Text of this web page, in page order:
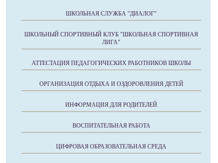
ШКОЛЬНАЯ СЛУЖБА "ДИАЛОГ"
ШКОЛЬНЫЙ СПОРТИВНЫЙ КЛУБ "ШКОЛЬНАЯ СПОРТИВНАЯ
ЛИГА"
АТТЕСТАЦИЯ ПЕДАГОГИЧЕСКИХ РАБОТНИКОВ ШКОЛЫ
ОРГАНИЗАЦИЯ ОТДЫХА И ОЗДОРОВЛЕНИЯ ДЕТЕЙ
ИНФОРМАЦИЯ ДЛЯ РОДИТЕЛЕЙ
ВОСПИТАТЕЛЬНАЯ РАБОТА
ЦИФРОВАЯ ОБРАЗОВАТЕЛЬНАЯ СРЕДА